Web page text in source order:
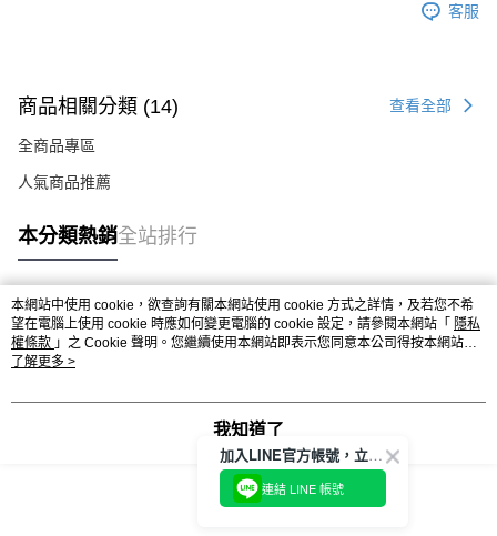
客服
商品相關分類 (14) 查看全部
全商品專區
人氣商品推薦
本分類熱銷全站排行
熱門標籤
本網站中使用 cookie，欲查詢有關本網站使用 cookie 方式之詳情，及若您不希
望在電腦上使用 cookie 時應如何變更電腦的 cookie 設定，請參閱本網站「 隱私
權條款 」之 Cookie 聲明。您繼續使用本網站即表示您同意本公司得按本網站使
用條款之 Cookie 聲明使用 cookie。
了解更多 >
我知道了
加入LINE官方帳號，立即獲得$100購物金!
連結 LINE 帳號